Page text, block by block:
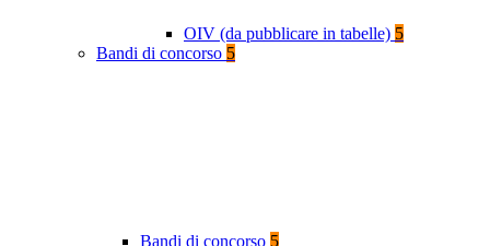
OIV (da pubblicare in tabelle) 5
Bandi di concorso 5
Bandi di concorso 5